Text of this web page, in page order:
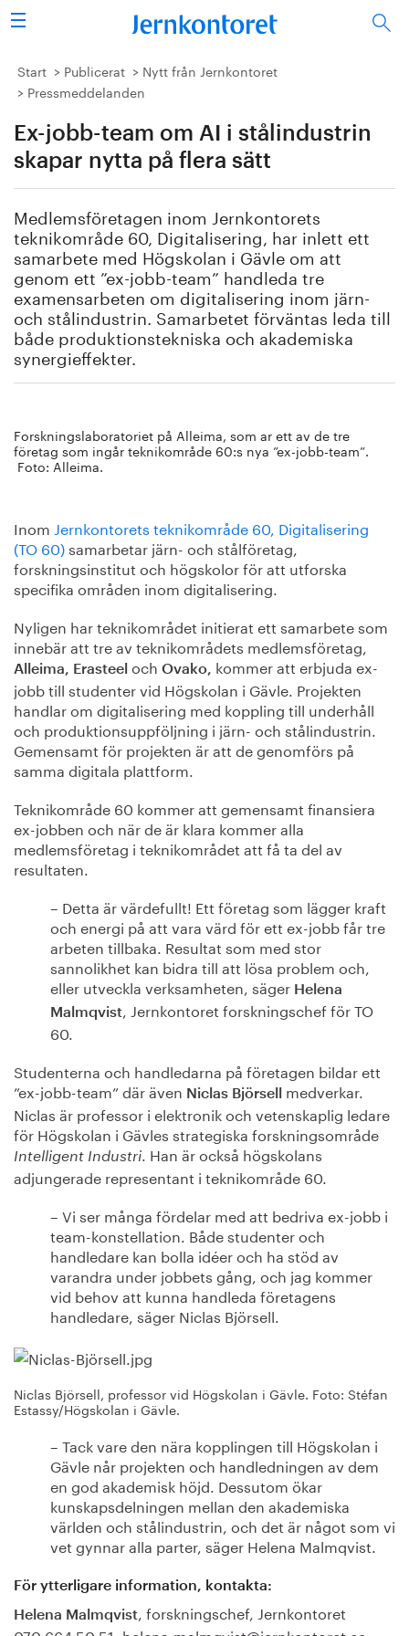
Sök
Stålindustrin
Forskning/utbildning
Energi/miljö
Vi tycker
Publicerat
Bildbank
Om oss
Start Publicerat
Nytt från Jernkontoret
Pressmeddelanden
Ex-jobb-team om AI i stålindustrin
skapar nytta på flera sätt
Medlemsföretagen inom Jernkontorets
teknikområde 60, Digitalisering, har inlett ett
samarbete med Högskolan i Gävle om att
genom ett ”ex-jobb-team” handleda tre
examensarbeten om digitalisering inom järn-
och stålindustrin. Samarbetet förväntas leda till
både produktionstekniska och akademiska
synergieffekter.
Forskningslaboratoriet på Alleima, som ar ett av de tre
företag som ingår teknikområde 60:s nya ”ex-jobb-team”.
Foto: Alleima.
Inom Jernkontorets teknikområde 60, Digitalisering
(TO 60)samarbetar järn- och stålföretag,
forskningsinstitut och högskolor för att utforska
specifika områden inom digitalisering.
Nyligen har teknikområdet initierat ett samarbete som
innebär att tre av teknikområdets medlemsföretag,
Alleima, Erasteel och Ovako, kommer att erbjuda ex-
jobb till studenter vid Högskolan i Gävle. Projekten
handlar om digitalisering med koppling till underhåll
och produktionsuppföljning i järn- och stålindustrin.
Gemensamt för projekten är att de genomförs på
samma digitala plattform.
Teknikområde 60 kommer att gemensamt finansiera
ex-jobben och när de är klara kommer alla
medlemsföretag i teknikområdet att få ta del av
resultaten.
– Detta är värdefullt! Ett företag som lägger kraft
och energi på att vara värd för ett ex-jobb får tre
arbeten tillbaka. Resultat som med stor
sannolikhet kan bidra till att lösa problem och,
eller utveckla verksamheten, säger Helena
Malmqvist, Jernkontoret forskningschef för TO
60.
Studenterna och handledarna på företagen bildar ett
”ex-jobb-team” där även Niclas Björsell
medverkar.
Niclas är professor i elektronik och vetenskaplig ledare
för Högskolan i Gävles strategiska forskningsområde
Intelligent Industri. Han är också högskolans
adjungerade representant i teknikområde 60.
– Vi ser många fördelar med att bedriva ex-jobb i
team-konstellation. Både studenter och
handledare kan bolla idéer och ha stöd av
varandra under jobbets gång, och jag kommer
vid behov att kunna handleda företagens
handledare, säger Niclas Björsell.
Niclas Björsell, professor vid Högskolan i Gävle. Foto: Stéfan
Estassy/Högskolan i Gävle.
– Tack vare den nära kopplingen till Högskolan i
Gävle når projekten och handledningen av dem
en god akademisk höjd. Dessutom ökar
kunskapsdelningen mellan den akademiska
världen och stålindustrin, och det är något som vi
vet gynnar alla parter, säger Helena Malmqvist.
För ytterligare information, kontakta:
Helena Malmqvist, forskningschef, Jernkontoret